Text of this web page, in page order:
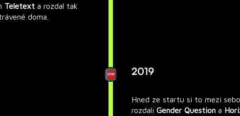
Teletext a rozdal tak
doma.
2019
Hned ze startu si to mezi
rozdali Gender Question a